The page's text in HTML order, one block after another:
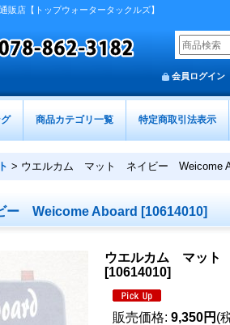
販店【トップウォータータックルズ】
会員ログイン
商品カテゴリ一覧 特定商取引法表示
> ウエルカム マット ネイビー Weicome
ー Weicome Aboard [10614010]
ウエルカム マッ
[10614010]
販売価格: 9,350円 (